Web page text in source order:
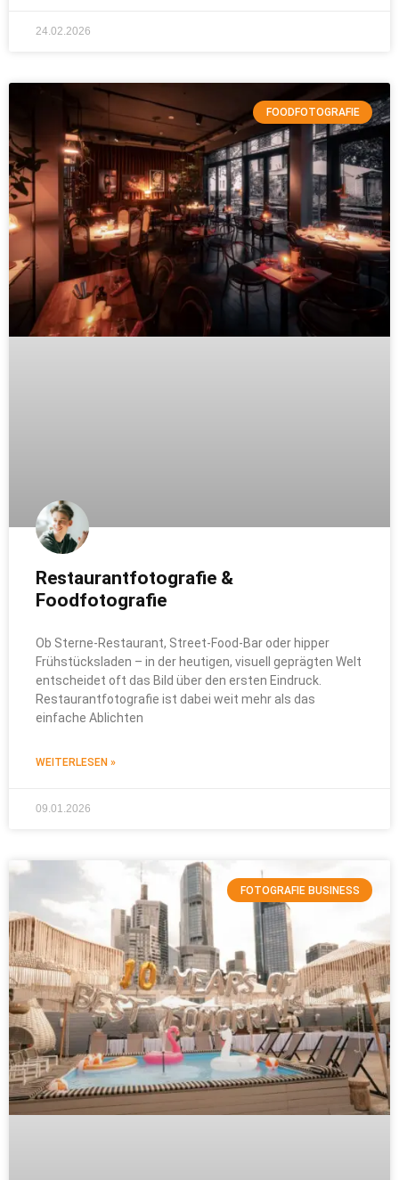
24.02.2026
FOODFOTOGRAFIE
Restaurantfotografie &
Foodfotografie
Ob Sterne-Restaurant, Street-Food-Bar oder hipper
Frühstücksladen – in der heutigen, visuell geprägten Welt
entscheidet oft das Bild über den ersten Eindruck.
Restaurantfotografie ist dabei weit mehr als das
einfache Ablichten
WEITERLESEN »
09.01.2026
FOTOGRAFIE BUSINESS